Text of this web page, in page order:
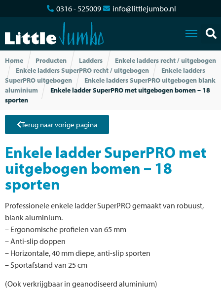
0316 - 525009 info@littlejumbo.nl
Home Producten Ladders
Enkele ladders recht / uitgebogen
Enkele ladders SuperPRO recht / uitgebogen
Enkele ladders
SuperPRO uitgebogen
Enkele ladders SuperPRO uitgebogen blank
aluminium
Enkele ladder SuperPRO met uitgebogen bomen – 18
sporten
Terug naar vorige pagina
Enkele ladder SuperPRO met
uitgebogen bomen – 18
sporten
Professionele enkele ladder SuperPRO gemaakt van robuust,
blank aluminium.
– Ergonomische profielen van 65 mm
– Anti-slip doppen
– Horizontale, 40 mm diepe, anti-slip sporten
– Sportafstand van 25 cm
(Ook verkrijgbaar in geanodiseerd aluminium)